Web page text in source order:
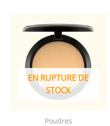
EN RUPTURE DE
STOCK
Poudres